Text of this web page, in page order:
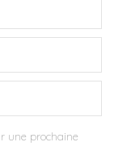
une prochaine